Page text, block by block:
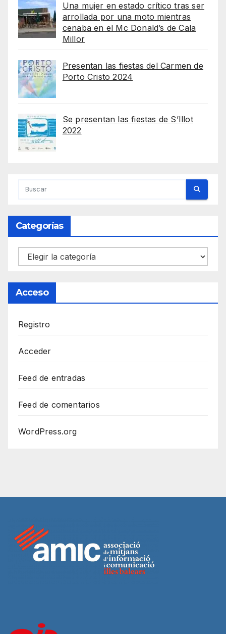
Una mujer en estado crítico tras ser
arrollada por una moto mientras
cenaba en el Mc Donald’s de Cala
Millor
Presentan las fiestas del Carmen de
Porto Cristo 2024
Se presentan las fiestas de S’Illot
2022
Categorías
Categorías
Acceso
Registro
Acceder
Feed de entradas
Feed de comentarios
WordPress.org